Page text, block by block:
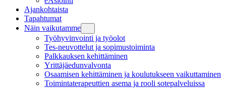
Ajankohtaista
Tapahtumat
Näin vaikutamme
Työhyvinvointi ja työolot
Tes-neuvottelut ja sopimustoiminta
Palkkauksen kehittäminen
Yrittäjäedunvalvonta
Osaamisen kehittäminen ja koulutukseen vaikuttaminen
Toimintaterapeuttien asema ja rooli sotepalveluissa